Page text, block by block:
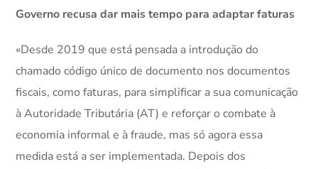
Governo recusa dar mais tempo para adaptar faturas
«Desde 2019 que está pensada a introdução do
chamado código único de documento nos documentos
fiscais, como faturas, para simplificar a sua comunicação
à Autoridade Tributária (AT) e reforçar o combate à
economia informal e à fraude, mas só agora essa
medida está a ser implementada. Depois dos